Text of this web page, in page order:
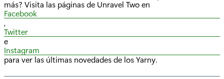
más? Visita las páginas de Unravel Two en
Facebook
,
Twitter
e
Instagram
para ver las últimas novedades de los Yarny.